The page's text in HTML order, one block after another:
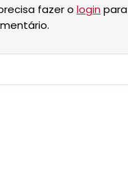
fazer o login